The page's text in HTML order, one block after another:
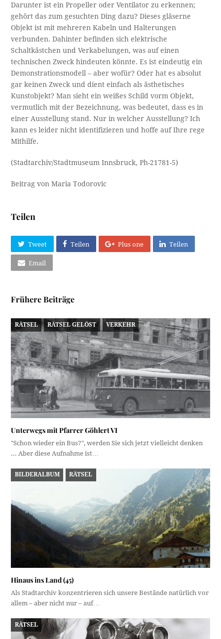
Darunter ist ein Propeller oder Ventilator zu erkennen;
gehört das zum gesuchten Ding dazu? Dieses gläserne
Objekt ist mit mehreren Kabeln und Halterungen
verbunden. Dahinter befinden sich elektrische
Schaltkästchen und Verkabelungen, was auf einen
technischen Zweck hindeuten könnte. Es ist eindeutig ein
Demonstrationsmodell – aber wofür? Oder hat es absolut
gar keinen Zweck und dient einfach als ästhetisches
Kunstobjekt? Man sieht ein weißes Schild vorm Objekt,
vermutlich mit der Bezeichnung, was bedeutet, dass es in
einer Ausstellung stand. Nur in welcher Ausstellung? Ich
kann es leider nicht identifizieren und hoffe auf Ihre rege
Mithilfe.
(Stadtarchiv/Stadtmuseum Innsbruck, Ph-21781-5)
Beitrag von Maria Todorovic
Teilen
Tweet Teilen Plus one Teilen
Email
Frühere Beiträge
RÄTSEL RÄTSEL GELÖST VERKEHR
Unterwegs mit Pfarrer Göhlert VI
"Schon wieder ein Bus?", werden Sie sich jetzt vielleicht denken
... Aber diese Aufnahme ist…
BILDERALBUM RÄTSEL
Hinaus ins Land (45)
Als Stadtarchiv konzentrieren sich unsere Bestände natürlich vor
allem – aber nicht nur – auf…
RÄTSEL